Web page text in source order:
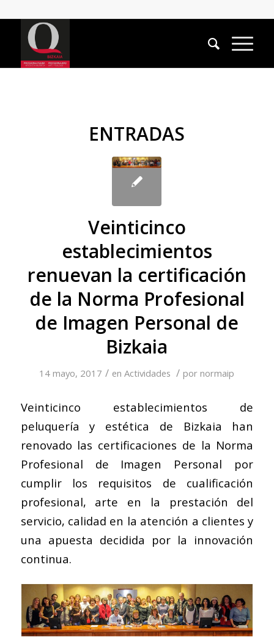
ENTRADAS
Veinticinco
establecimientos
renuevan la certificación
de la Norma Profesional
de Imagen Personal de
Bizkaia
14 mayo, 2017 / enActividades / pornormaip
Veinticinco establecimientos de
peluquería y estética de Bizkaia han
renovado las certificaciones de la Norma
Profesional de Imagen Personal por
cumplir los requisitos de cualificación
profesional, arte en la prestación del
servicio, calidad en la atención a clientes y
una apuesta decidida por la innovación
continua.